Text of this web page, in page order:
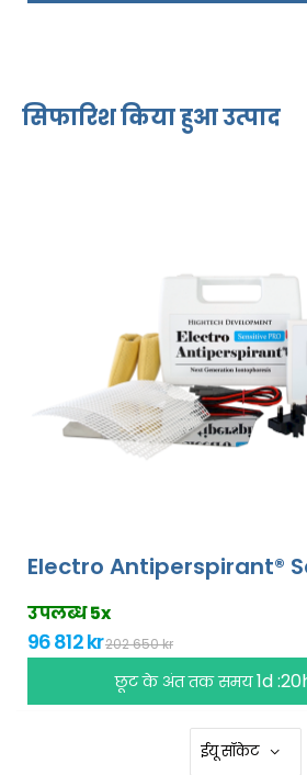
सिफारिश किया हुआ उत्पाद
Electro Antiperspirant®
उपलब्ध 5x
96 812 kr202 650 kr
छूट के अंत तक समय1d